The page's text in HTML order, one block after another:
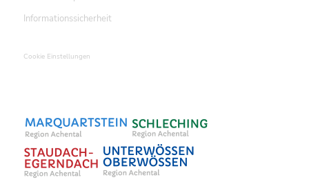
Informationssicherheit
Cookie Einstellungen